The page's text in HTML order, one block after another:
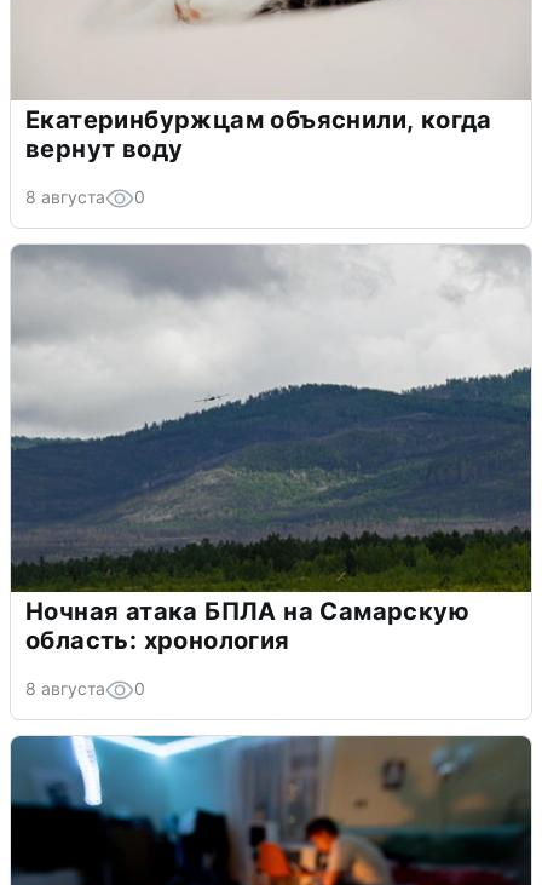
Екатеринбуржцам объяснили, когда
вернут воду
8 августа 0
Ночная атака БПЛА на Самарскую
область: хронология
8 августа 0